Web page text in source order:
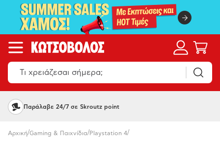
Παράλαβε 24/7 σε Skroutz point
Αρχική/Gaming & Παιχνίδια/Playstation 4/